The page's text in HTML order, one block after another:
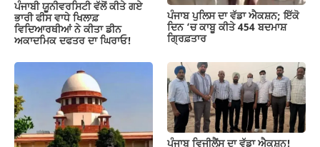
ਪੰਜਾਬੀ ਯੂਨੀਵਰਸਿਟੀ ਵੱਲੋਂ ਕੀਤੇ ਗਏ
ਭਾਰੀ ਫੀਸ ਵਾਧੇ ਖਿਲਾਫ਼
ਵਿਦਿਆਰਥੀਆਂ ਨੇ ਕੀਤਾ ਡੀਨ
ਅਕਾਦਮਿਕ ਦਫਤਰ ਦਾ ਘਿਰਾਓ!
ਪੰਜਾਬ ਪੁਲਿਸ ਦਾ ਵੱਡਾ ਐਕਸ਼ਨ; ਇੱਕੋ
ਦਿਨ ‘ਚ ਕਾਬੂ ਕੀਤੇ 454 ਬਦਮਾਸ਼
ਗ੍ਰਿਫ਼ਤਾਰ